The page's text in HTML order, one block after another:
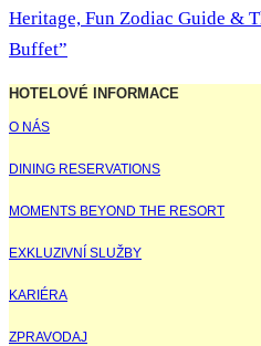
Heritage, Fun Zodiac Guide &
Buffet”
HOTELOVÉ INFORMACE
O NÁS
DINING RESERVATIONS
MOMENTS BEYOND THE RESORT
EXKLUZIVNÍ SLUŽBY
KARIÉRA
ZPRAVODAJ